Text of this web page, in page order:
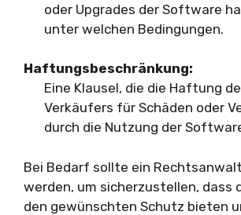
oder Upgrades der Software
unter welchen Bedingungen.
Haftungsbeschränkung:
Eine Klausel, die die Haftung
Verkäufers für Schäden oder
durch die Nutzung der
Bei Bedarf sollte ein
werden, um sicherzustellen, dass
den gewünschten Schutz bieten